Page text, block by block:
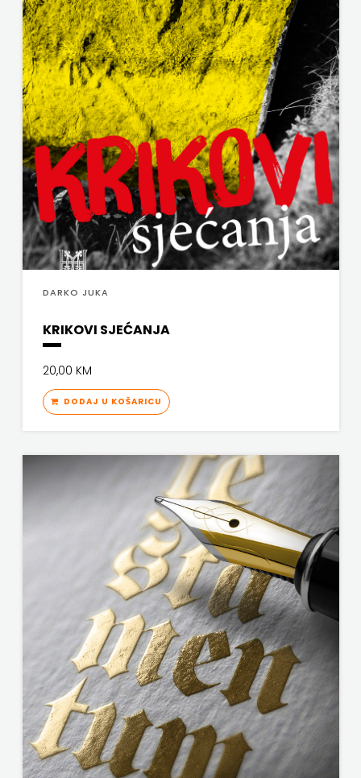
j.d.o.o.
SONJA
ŠKOBIĆ
STEP
BY
STEP
STILUS
SYNOPSIS
ŠKOLSKA
KNJIGA
Telegram
grupa
Company
UDRUGA
GLUTEN
FREE
DARKO JUKA
KRIKOVI SJEĆANJA
20,00 KM
DODAJ U KOŠARICU